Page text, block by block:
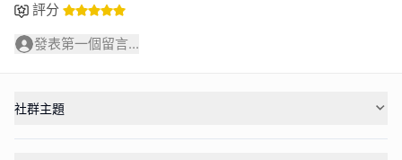
評分
發表第一個留言...
社群主題